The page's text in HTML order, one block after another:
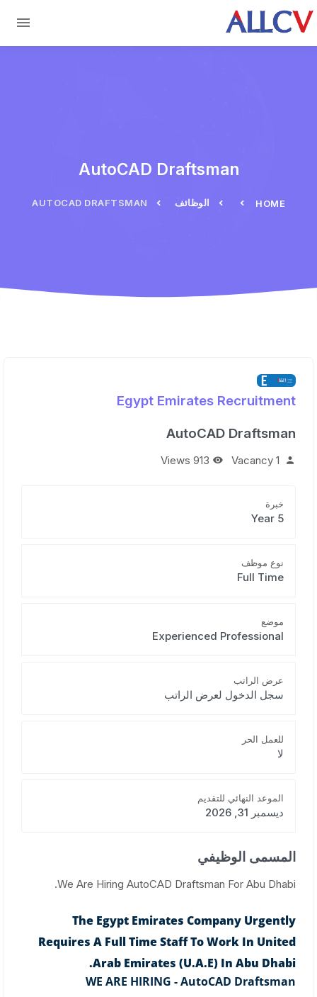
Skip to main content
AutoCAD Draftsman
HOME الوظائف AUTOCAD DRAFTSMAN
Egypt Emirates Recruitment
AutoCAD Draftsman
1 Vacancy
913 Views
خبرة
5 Year
نوع موظف
Full Time
موضع
Experienced Professional
عرض الراتب
سجل الدخول لعرض الراتب
للعمل الحر
لا
الموعد النهائي للتقديم
ديسمبر 31, 2026
المسمى الوظيفي
We Are Hiring AutoCAD Draftsman For Abu Dhabi.
The Egypt Emirates Company Urgently
Requires A Full Time Staff To Work In United
Arab Emirates (U.A.E) In Abu Dhabi.
WE ARE HIRING - AutoCAD Draftsman